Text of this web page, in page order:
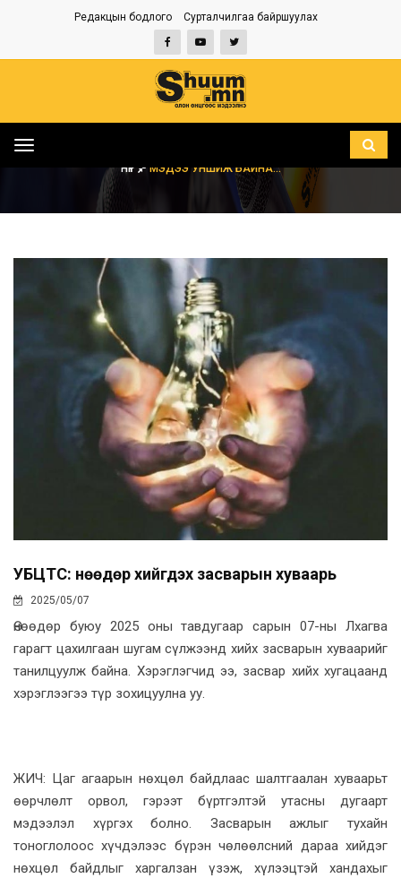
Редакцын бодлого Сурталчилгаа байршуулах
Toggle
НҮҮР МЭДЭЭ УНШИЖ БАЙНА...
УБЦТС: Өнөөдөр хийгдэх засварын хуваарь
2025/05/07
Өнөөдөр буюу 2025 оны тавдугаар сарын 07-ны Лхагва
гарагт цахилгаан шугам сүлжээнд хийх засварын хуваарийг
танилцуулж байна. Хэрэглэгчид ээ, засвар хийх хугацаанд
хэрэглээгээ түр зохицуулна уу.
ЖИЧ: Цаг агаарын нөхцөл байдлаас шалтгаалан хуваарьт
өөрчлөлт орвол, гэрээт бүртгэлтэй утасны дугаарт
мэдээлэл хүргэх болно. Засварын ажлыг тухайн
тоноглолоос хүчдэлээс бүрэн чөлөөлсний дараа хийдэг
нөхцөл байдлыг харгалзан үзэж, хүлээцтэй хандахыг